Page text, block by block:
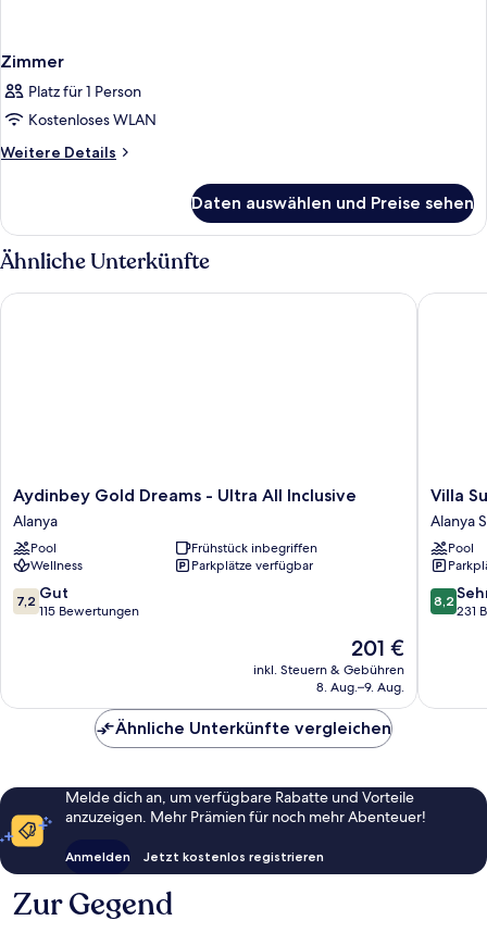
Zimmer
Platz für 1 Person
Kostenloses WLAN
Weitere Details
Weitere
Daten auswählen und Preise sehen
Ähnliche Unterkünfte
Aydinbey
Gold
Dreams
-
Ultra
All
Inclusive
Aydinbey Gold Dreams - Ultra All Inclusive
Alanya
Pool
Frühstück inbegriffen
Wellness
Parkplätze verfügbar
7.2
von
7,2 Gut
115 Bewertungen
Der
Preis
beträgt
201 €
inkl. Steuern & Gebühren
8. Aug.–9. Aug.
Aydinbey Gold Dreams - Ultra All Inclusive
Villa
Hotel
Alanya
Villa
Alanya
Pool
8.2
von
8,2
231
Villa
Ähnliche Unterkünfte vergleichen
Melde dich an, um verfügbare Rabatte und Vorteile
anzuzeigen. Mehr Prämien für noch mehr Abenteuer!
Anmelden Jetzt kostenlos registrieren
Zur Gegend